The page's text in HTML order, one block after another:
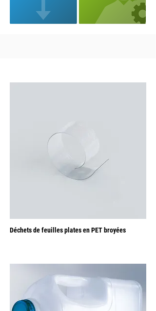
Déchets de feuilles plates en PET broyées